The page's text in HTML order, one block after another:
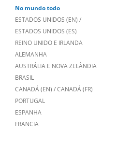
No mundo todo
ESTADOS UNIDOS (EN) /
ESTADOS UNIDOS (ES)
REINO UNIDO E IRLANDA
ALEMANHA
AUSTRÁLIA E NOVA ZELÂNDIA
BRASIL
CANADÁ (EN) /CANADÁ (FR)
PORTUGAL
ESPANHA
FRANCIA